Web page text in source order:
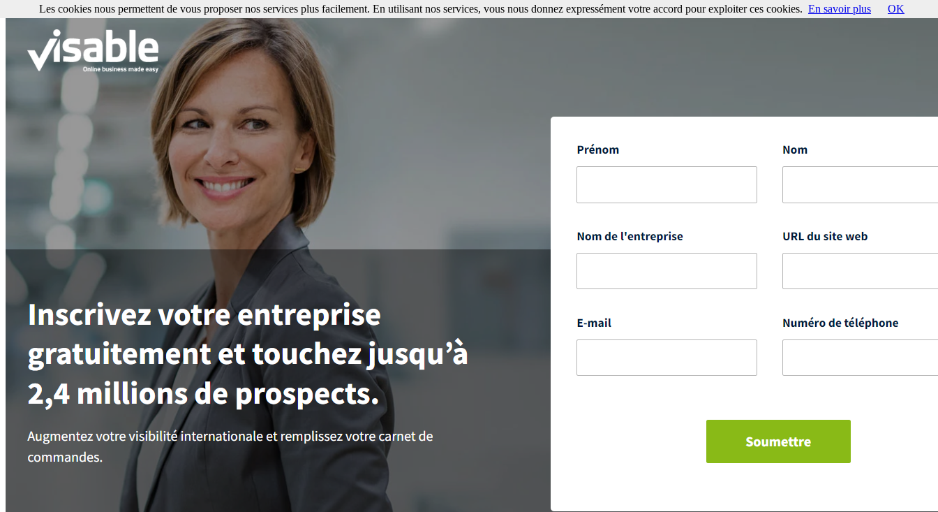
Les cookies nous permettent de vous proposer nos services plus facilement. En utilisant nos services, vous nous donnez expressément votre accord pour exploiter ces cookies. En savoir plus OK